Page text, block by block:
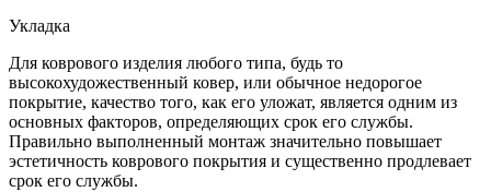
Укладка
Для коврового изделия любого типа, будь то
высокохудожественный ковер, или обычное недорогое
покрытие, качество того, как его уложат, является одним из
основных факторов, определяющих срок его службы.
Правильно выполненный монтаж значительно повышает
эстетичность коврового покрытия и существенно продлевает
срок его службы.